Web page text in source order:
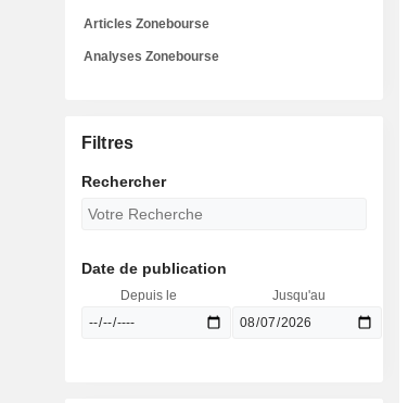
Articles Zonebourse
Analyses Zonebourse
Filtres
Rechercher
Date de publication
Depuis le Jusqu'au